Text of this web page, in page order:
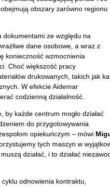
obszary zarówno regionu
dokumentami ze względu na
dane osobowe, a wraz z
konieczność wzmocnienia
Choć większość pracy
ów drukowanych, takich jak
W efekcie Aidemar
codzienną działalność.
by każde centrum mogło działać
do przygotowywania
łom opiekuńczym – mówi
tych maszyn w wyj
ą działać, i to działać
odnowienia kontraktu,